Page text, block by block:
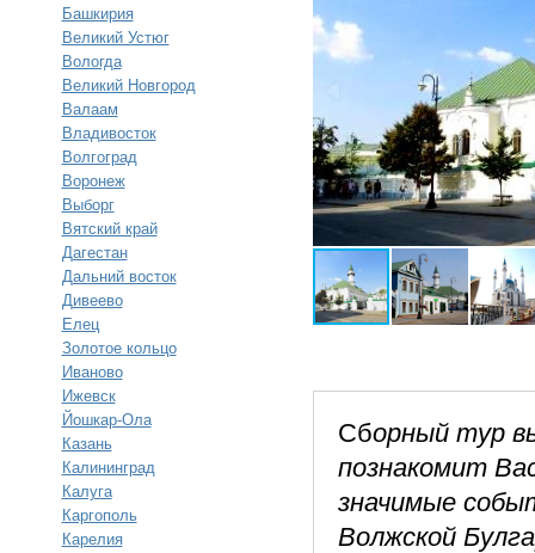
Башкирия
Великий Устюг
Вологда
Великий Новгород
Валаам
Владивосток
Волгоград
Воронеж
Выборг
Вятский край
Дагестан
Дальний восток
Дивеево
Елец
Золотое кольцо
Иваново
Ижевск
Йошкар-Ола
Казань
Калининград
Калуга
Каргополь
Карелия
Сборный тур
познакомит
значимые
Волжской